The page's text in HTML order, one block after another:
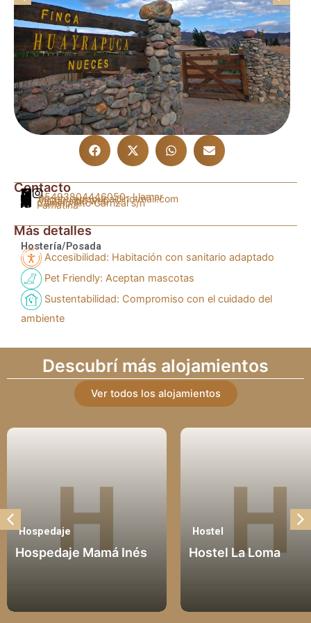
Contacto
+5493804446050- Llamar
fincahuayrapuca@hotmail.com
Visitar sitio web
Camino Alto Carrizal s/n
Famatina
Más detalles
Hostería/Posada
Accesibilidad: Habitación con sanitario adaptado
Pet Friendly: Aceptan mascotas
Sustentabilidad: Compromiso con el cuidado del
ambiente
Descubrí más alojamientos
Ver todos los alojamientos
Hospedaje
Hospedaje Mamá Inés
Hostel
Hostel La Loma